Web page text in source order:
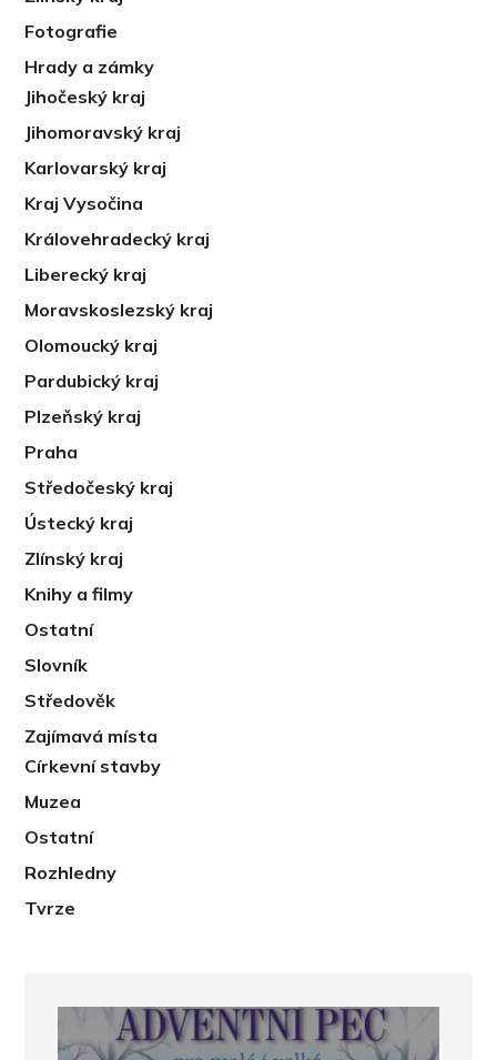
Fotografie
Hrady a zámky
Jihočeský kraj
Jihomoravský kraj
Karlovarský kraj
Kraj Vysočina
Královehradecký kraj
Liberecký kraj
Moravskoslezský kraj
Olomoucký kraj
Pardubický kraj
Plzeňský kraj
Praha
Středočeský kraj
Ústecký kraj
Zlínský kraj
Knihy a filmy
Ostatní
Slovník
Středověk
Zajímavá místa
Církevní stavby
Muzea
Ostatní
Rozhledny
Tvrze